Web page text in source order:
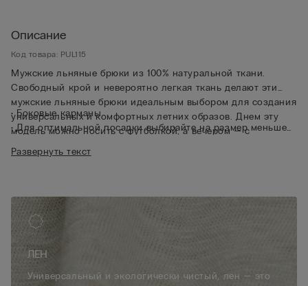
Описание
Код товара: PUL115
Мужские льняные брюки из 100% натуральной ткани.
Свободный крой и невероятно легкая ткань делают эти
мужские льняные брюки идеальным выбором для создания
универсальных и комфортных летних образов. Днем эту
модель можно носить с футболкой, а вечером — с
рубашкой.
• Боковые карманы
• Для оптимальной посадки выбирайте на размер меньше
Развернуть текст
ЛЕН
Универсальный и экологически чистый, лен — это